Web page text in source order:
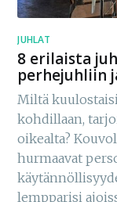
JUHLAT
8 erilaista
perhejuhliin
Miltä
kohdillaan,
oikealta?
hurmaavat
lempparisi